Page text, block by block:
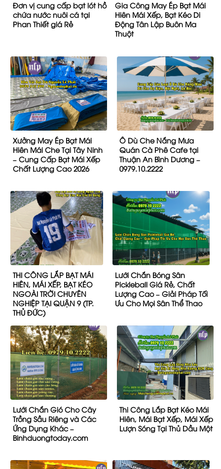
Đơn vị cung cấp bạt lót hồ
chứa nước nuôi cá tại
Phan Thiết giá Rẻ
Gia Công May Ép Bạt Mái
Hiên Mái Xếp, Bạt Kéo Di
Động Tân Lập Buôn Ma
Thuột
Xưởng May Ép Bạt Mái
Hiên Mái Che Tại Tây Ninh
– Cung Cấp Bạt Mái Xếp
Chất Lượng Cao 2026
Ô Dù Che Nắng Mưa
Quán Cà Phê Cafe tại
Thuận An Bình Dương –
0979.10.2222
THI CÔNG LẮP BẠT MÁI
HIÊN, MÁI XẾP, BẠT KÉO
NGOÀI TRỜI CHUYÊN
NGHIỆP TẠI QUẬN 9 (TP.
THỦ ĐỨC)
Lưới Chắn Bóng Sân
Pickleball Giá Rẻ, Chất
Lượng Cao – Giải Pháp Tối
Ưu Cho Mọi Sân Thể Thao
Lưới Chắn Gió Cho Cây
Trồng Sầu Riêng và Các
Ứng Dụng Khác –
Binhduongtoday.com
Thi Công Lắp Bạt Kéo Mái
Hiên, Mái Bạt Xếp, Mái Xếp
Lượn Sóng Tại Thủ Dầu Một